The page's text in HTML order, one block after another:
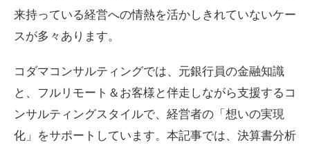
来持っている経営への情熱を活かしきれていないケー
スが多々あります。
コダマコンサルティングでは、元銀行員の金融知識
と、フルリモート＆お客様と伴走しながら支援するコ
ンサルティングスタイルで、経営者の「想いの実現
化」をサポートしています。本記事では、決算書分析